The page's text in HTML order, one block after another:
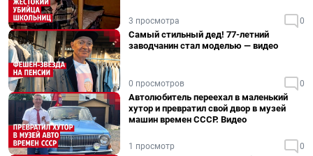
3 просмотра 0
Самый стильный дед! 77-летний
заводчанин стал моделью — видео
0 просмотров 0
Автолюбитель переехал в маленький
хутор и превратил свой двор в музей
машин времен СССР. Видео
1 просмотр 0